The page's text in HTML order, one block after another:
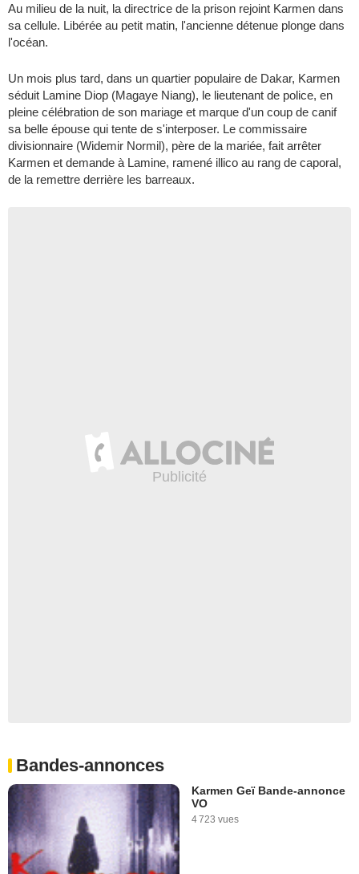
Au milieu de la nuit, la directrice de la prison rejoint Karmen dans
sa cellule. Libérée au petit matin, l'ancienne détenue plonge dans
l'océan.
Un mois plus tard, dans un quartier populaire de Dakar, Karmen
séduit Lamine Diop (Magaye Niang), le lieutenant de police, en
pleine célébration de son mariage et marque d'un coup de canif
sa belle épouse qui tente de s'interposer. Le commissaire
divisionnaire (Widemir Normil), père de la mariée, fait arrêter
Karmen et demande à Lamine, ramené illico au rang de caporal,
de la remettre derrière les barreaux.
Bandes-annonces
Karmen Geï Bande-annonce
VO
4 723 vues